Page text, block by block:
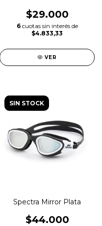
$29.000
6 cuotas sin interés de
$4.833,33
VER
SIN STOCK
Spectra Mirror Plata
$44.000